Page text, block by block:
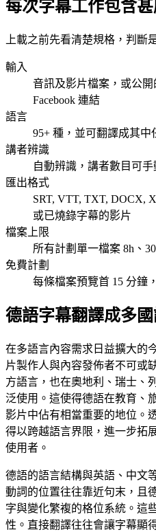
每次字幕工作包含甚
上載之前先看清楚規格，判斷
輸入
音訊及影片檔案，或公開
Facebook 連結
語言
95+ 種，並可翻譯成其中
講者辨識
自動辨識，講者數目可
匯出格式
SRT, VTT, TXT, DOCX,
或已燒錄字幕的影片
檔案上限
所有計劃單一檔案 8h、
免費計劃
每條檔案預覽首 15 分鐘
德語字幕翻譯成多
在多語言內容需求日益擴大的
片製作人與內容發佈者不可或
方語言，也在奧地利、瑞士、
泛使用。這使得德語在教育、
影片中佔有相當重要的地位。
得以跨越語言界限，進一步拓
使用者。
德語的語言結構與英語、中文
動詞的位置往往靠近句末，且
字與變化繁複的格位系統。這
性。直接翻譯往往會讓字幕顯